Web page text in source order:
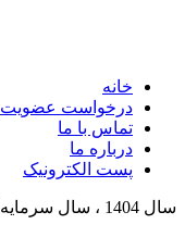
خانه
درخواست عضویت
تماس با ما
درباره ما
پست الکترونیک
سال 1404 ، سال سرمایه گذاری برای تولید